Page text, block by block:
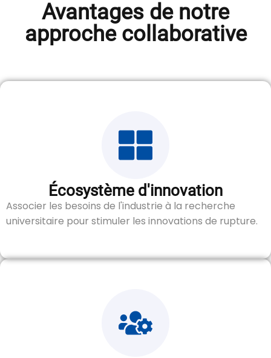
Avantages de notre
approche collaborative
Écosystème d'innovation
Associer les besoins de l'industrie à la recherche
universitaire pour stimuler les innovations de rupture.